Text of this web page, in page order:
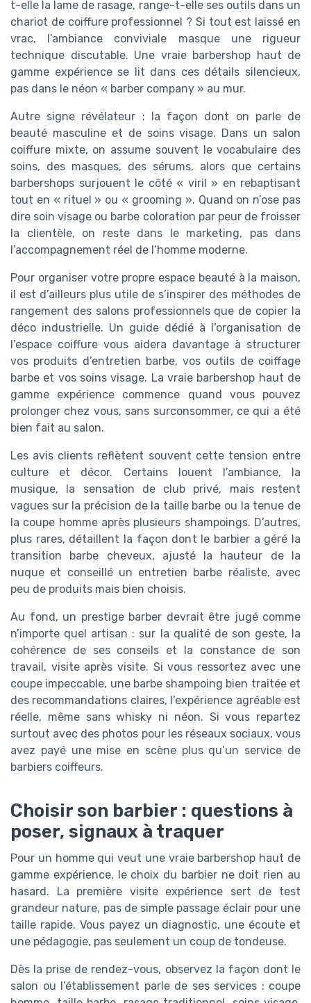
t-elle la lame de rasage, range-t-elle ses outils dans un
chariot de coiffure professionnel ? Si tout est laissé en
vrac, l’ambiance conviviale masque une rigueur
technique discutable. Une vraie barbershop haut de
gamme expérience se lit dans ces détails silencieux,
pas dans le néon « barber company » au mur.
Autre signe révélateur : la façon dont on parle de
beauté masculine et de soins visage. Dans un salon
coiffure mixte, on assume souvent le vocabulaire des
soins, des masques, des sérums, alors que certains
barbershops surjouent le côté « viril » en rebaptisant
tout en « rituel » ou « grooming ». Quand on n’ose pas
dire soin visage ou barbe coloration par peur de froisser
la clientèle, on reste dans le marketing, pas dans
l’accompagnement réel de l’homme moderne.
Pour organiser votre propre espace beauté à la maison,
il est d’ailleurs plus utile de s’inspirer des méthodes de
rangement des salons professionnels que de copier la
déco industrielle. Un guide dédié à l’organisation de
l’espace coiffure vous aidera davantage à structurer
vos produits d’entretien barbe, vos outils de coiffage
barbe et vos soins visage. La vraie barbershop haut de
gamme expérience commence quand vous pouvez
prolonger chez vous, sans surconsommer, ce qui a été
bien fait au salon.
Les avis clients reflètent souvent cette tension entre
culture et décor. Certains louent l’ambiance, la
musique, la sensation de club privé, mais restent
vagues sur la précision de la taille barbe ou la tenue de
la coupe homme après plusieurs shampoings. D’autres,
plus rares, détaillent la façon dont le barbier a géré la
transition barbe cheveux, ajusté la hauteur de la
nuque et conseillé un entretien barbe réaliste, avec
peu de produits mais bien choisis.
Au fond, un prestige barber devrait être jugé comme
n’importe quel artisan : sur la qualité de son geste, la
cohérence de ses conseils et la constance de son
travail, visite après visite. Si vous ressortez avec une
coupe impeccable, une barbe shampoing bien traitée et
des recommandations claires, l’expérience agréable est
réelle, même sans whisky ni néon. Si vous repartez
surtout avec des photos pour les réseaux sociaux, vous
avez payé une mise en scène plus qu’un service de
barbiers coiffeurs.
Choisir son barbier : questions à
poser, signaux à traquer
Pour un homme qui veut une vraie barbershop haut de
gamme expérience, le choix du barbier ne doit rien au
hasard. La première visite expérience sert de test
grandeur nature, pas de simple passage éclair pour une
taille rapide. Vous payez un diagnostic, une écoute et
une pédagogie, pas seulement un coup de tondeuse.
Dès la prise de rendez-vous, observez la façon dont le
salon ou l’établissement parle de ses services : coupe